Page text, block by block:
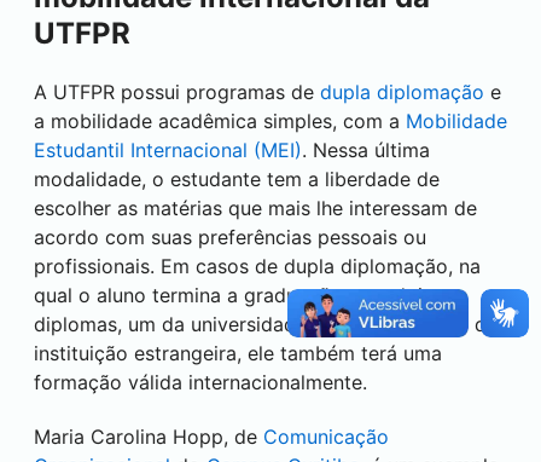
UTFPR
A UTFPR possui programas de dupla diplomação e
a mobilidade acadêmica simples, com a Mobilidade
Estudantil Internacional (MEI). Nessa última
modalidade, o estudante tem a liberdade de
escolher as matérias que mais lhe interessam de
acordo com suas preferências pessoais ou
profissionais. Em casos de dupla diplomação, na
qual o aluno termina a graduação com dois
diplomas, um da universidade brasileira e outro da
instituição estrangeira, ele também terá uma
formação válida internacionalmente.
Maria Carolina Hopp, de Comunicação